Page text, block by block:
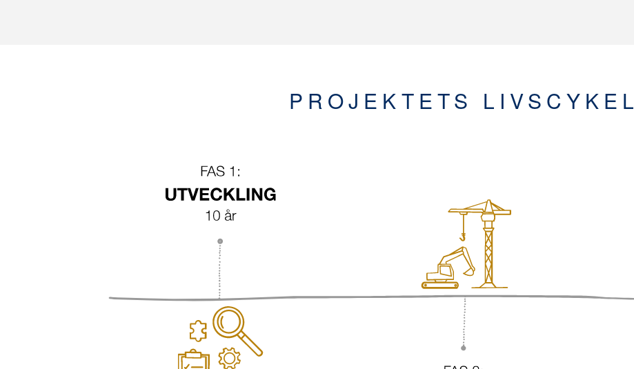
PROJEKTETS LIVSCYKEL